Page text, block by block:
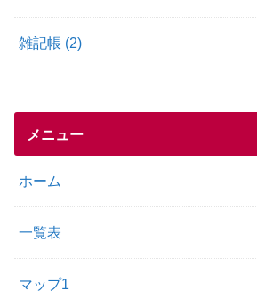
雑記帳 (2)
メニュー
ホーム
一覧表
マップ1